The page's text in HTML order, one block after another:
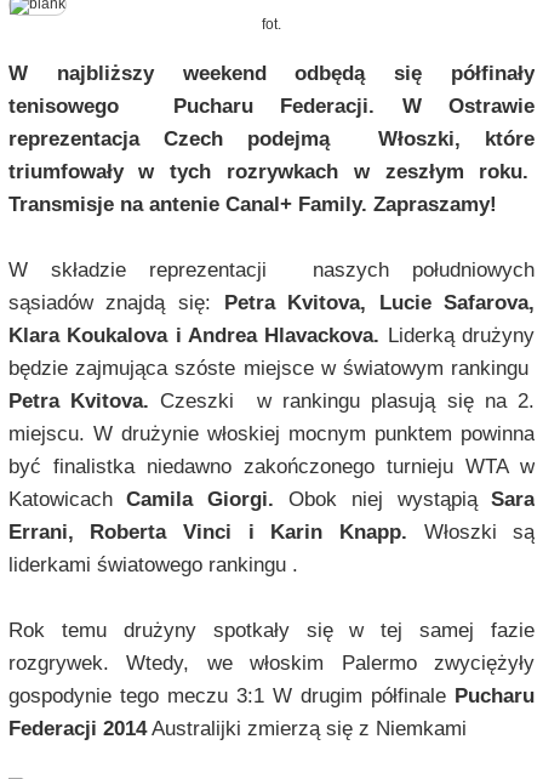
fot.
W najbliższy weekend odbędą się półfinały
tenisowego Pucharu Federacji.
W Ostrawie
reprezentacja Czech podejmą Włoszki, które
triumfowały w tych rozrywkach w zeszłym roku.
Transmisje na antenie Canal+ Family. Zapraszamy!
W składzie reprezentacji naszych południowych
sąsiadów znajdą się:
Petra Kvitova, Lucie Safarova,
Klara Koukalova i Andrea Hlavackova. Liderką drużyny
będzie zajmująca szóste miejsce w światowym rankingu
Petra Kvitova. Czeszki w rankingu plasują się na 2.
miejscu. W drużynie włoskiej mocnym punktem powinna
być finalistka niedawno zakończonego turnieju WTA w
KatowicachCamila Giorgi. Obok niej wystąpiąSara
Errani, Roberta Vinci i Karin Knapp. Włoszki są
liderkami światowego rankingu .
Rok temu drużyny spotkały się w tej samej fazie
rozgrywek. Wtedy, we włoskim Palermo zwyciężyły
gospodynie tego meczu 3:1 W drugim półfinale Pucharu
Federacji 2014Australijki zmierzą się z Niemkami